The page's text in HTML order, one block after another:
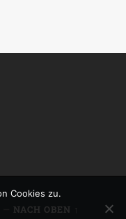
NACH OBEN ↑
Cookies zu.